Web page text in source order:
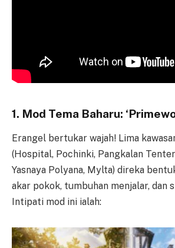
1. Mod Tema Baharu:
Erangel bertukar wajah! Lima
(Hospital, Pochinki, Pangkalan
Yasnaya Polyana, Mylta) direka
akar pokok, tumbuhan menjalar, dan
Intipati mod ini ialah: